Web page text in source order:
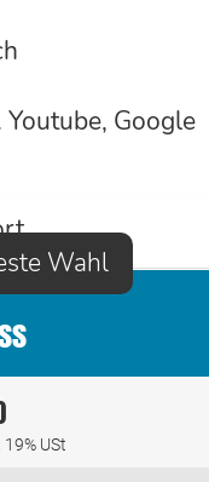
Google
Wahl
. 19% USt